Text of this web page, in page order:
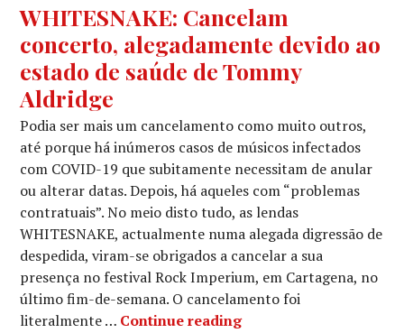
WHITESNAKE: Cancelam
concerto, alegadamente devido ao
estado de saúde de Tommy
Aldridge
Podia ser mais um cancelamento como muito outros,
até porque há inúmeros casos de músicos infectados
com COVID-19 que subitamente necessitam de anular
ou alterar datas. Depois, há aqueles com “problemas
contratuais”. No meio disto tudo, as lendas
WHITESNAKE, actualmente numa alegada digressão de
despedida, viram-se obrigados a cancelar a sua
presença no festival Rock Imperium, em Cartagena, no
último fim-de-semana. O cancelamento foi
literalmente … Continue readingWHITESNAKE: